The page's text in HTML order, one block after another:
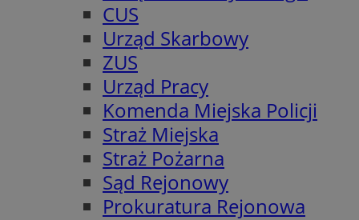
CUS
Urząd Skarbowy
ZUS
Urząd Pracy
Komenda Miejska Policji
Straż Miejska
Straż Pożarna
Sąd Rejonowy
Prokuratura Rejonowa